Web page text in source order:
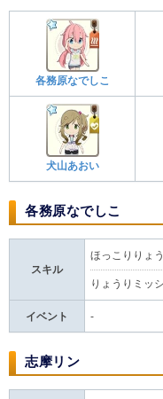
各務原なでしこ
犬山あおい
各務原なでしこ
スキル
ほっこりりょ
りょうりミッ
イベント -
志摩リン